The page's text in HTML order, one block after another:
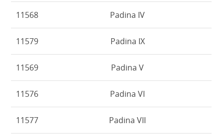
11568 Padina IV
11579 Padina IX
11569 Padina V
11576 Padina VI
11577 Padina VII